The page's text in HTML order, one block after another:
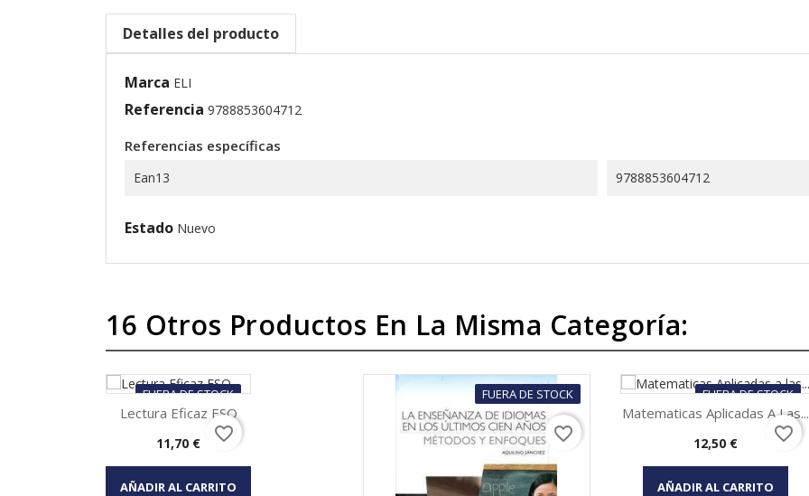
Detalles del producto
Marca ELI
Referencia 9788853604712
Referencias específicas
Ean13 9788853604712
Estado Nuevo
16 Otros Productos En La Misma Categoría:
FUERA DE STOCK
Vista rápida
Lectura Eficaz ESO
Precio
11,70 €
AÑADIR AL CARRITO
favorite_border
FUERA DE STOCK
favorite_border
FUERA DE STOCK
Vista rápida
Matematicas Aplicadas A Las...
Precio
12,50 €
AÑADIR AL CARRITO
favorite_border